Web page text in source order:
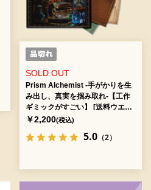
SOLD OUT
Prism Alchemist -手がかりを生
み出し、真実を掴み取れ-【工作
ギミックがすごい】 [送料ウエイ
ト：3]
￥2,200(税込)
5.0（2）